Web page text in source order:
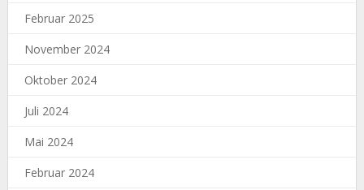
Februar 2025
November 2024
Oktober 2024
Juli 2024
Mai 2024
Februar 2024